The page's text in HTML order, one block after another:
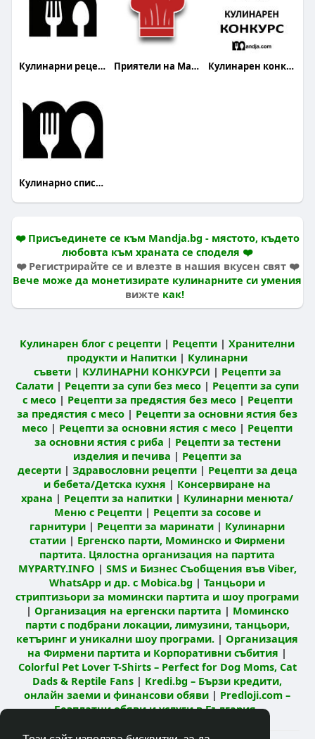
Кулинарни рецепти Приятели на Mandja.bg Кулинарен конкурс
Кулинарно списание Mandja
❤️ Присъединете се към Mandja.bg - мястото, където
любовта към храната се споделя ❤️
❤️ Регистрирайте се и влезте в нашия вкусен свят ❤️
Вече може да монетизирате кулинарните си умения
вижте как!
Кулинарен блог с рецепти | Рецепти |Хранителни
продукти и Напитки | Кулинарни
съвети| КУЛИНАРНИ КОНКУРСИ | Рецепти за
Салати | Рецепти за супи без месо | Рецепти за супи
с месо| Рецепти за предястия без месо| Рецепти
за предястия с месо | Рецепти за основни ястия без
месо | Рецепти за основни ястия с месо | Рецепти
за основни ястия с риба | Рецепти за тестени
изделия и печива | Рецепти за
десерти| Здравословни рецепти| Рецепти за деца
и бебета/Детска кухня | Консервиране на
храна | Рецепти за напитки | Кулинарни менюта/
Меню с Рецепти| Рецепти за сосове и
гарнитури | Рецепти за маринати | Кулинарни
статии | Ергенско парти, Моминско и Фирмени
партита. Цялостна организация на партита
MYPARTY.INFO | SMS и Бизнес Съобщения във Viber,
WhatsApp и др. с Mobica.bg |Танцьори и
стриптизьори за момински партита и шоу програми
| Организация на ергенски партита | Моминско
парти с подбрани локации, лимузини, танцьори,
кетъринг и уникални шоу програми. |Организация
на Фирмени партита и Корпоративни събития |
Colorful Pet Lover T-Shirts – Perfect for Dog Moms, Cat
Dads & Reptile Fans | Kredi.bg – Бързи кредити,
онлайн заеми и финансови обяви | Predloji.com –
Безплатни обяви и услуги в България